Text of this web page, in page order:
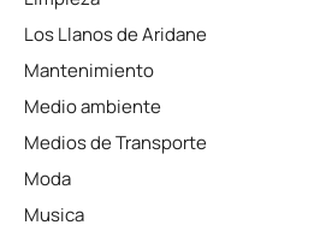
Los Llanos de Aridane
Mantenimiento
Medio ambiente
Medios de Transporte
Moda
Musica